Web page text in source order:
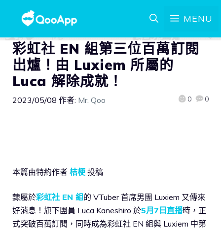
MENU
彩虹社 EN 組第三位百萬訂閱
出爐！由 Luxiem 所屬的
Luca 解除成就！
2023/05/08 作者: Mr. Qoo 0 0
本篇由特約作者 桔梗 投稿
隸屬於彩虹社 EN 組的 VTuber 首席男團 Luxiem 又傳來
好消息！旗下團員 Luca Kaneshiro 於5月7日直播時，正
式突破百萬訂閱，同時成為彩虹社 EN 組與 Luxiem 中第